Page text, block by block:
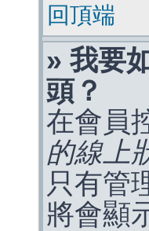
回頂端
» 我要
頭？
在會員
的線上
只有管
將會顯